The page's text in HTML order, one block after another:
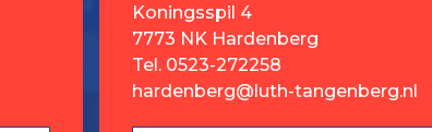
Koningsspil 4
7773 NK Hardenberg
Tel. 0523-272258
hardenberg@luth-tangenberg.nl